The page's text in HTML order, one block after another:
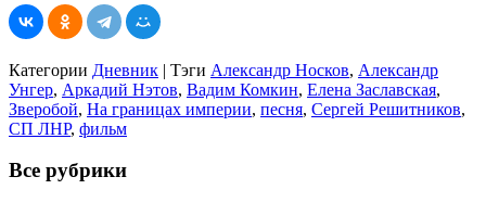
Категории Дневник | Тэги Александр Носков, Александр
Унгер, Аркадий Нэтов, Вадим Комкин, Елена Заславская,
Зверобой, На границах империи, песня, Сергей Решитников,
СП ЛНР, фильм
Все рубрики